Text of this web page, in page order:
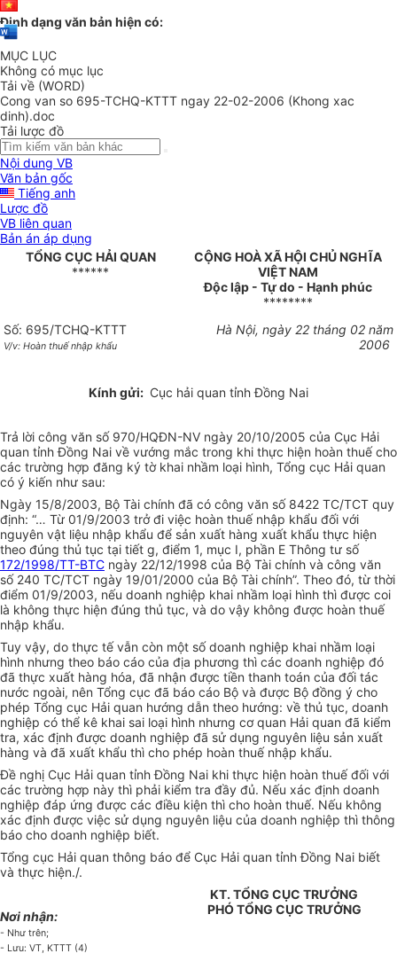
Định dạng văn bản hiện có:
MỤC LỤC
Không có mục lục
Tải về (WORD)
Cong van so 695-TCHQ-KTTT ngay 22-02-2006 (Khong xac
dinh).doc
Tải lược đồ
Nội dung VB
Văn bản gốc
Tiếng anh
Lược đồ
VB liên quan
Bản án áp dụng
TỔNG CỤC HẢI QUAN
******
CỘNG HOÀ XÃ HỘI CHỦ NGHĨA
VIỆT NAM
Độc lập - Tự do - Hạnh phúc
********
Số: 695/TCHQ-KTTT
V/v: Hoàn thuế nhập khẩu
Hà Nội, ngày 22 tháng 02 năm
2006
Kính gửi: Cục hải quan tỉnh Đồng Nai
Trả lời công văn số 970/HQĐN-NV ngày 20/10/2005 của Cục Hải
quan tỉnh Đồng Nai về vướng mắc trong khi thực hiện hoàn thuế cho
các trường hợp đăng ký tờ khai nhầm loại hình, Tổng cục Hải quan
có ý kiến như sau:
Ngày 15/8/2003, Bộ Tài chính đã có công văn số 8422 TC/TCT quy
định: “… Từ 01/9/2003 trở đi việc hoàn thuế nhập khẩu đối với
nguyên vật liệu nhập khẩu để sản xuất hàng xuất khẩu thực hiện
theo đúng thủ tục tại tiết g, điểm 1, mục I, phần E Thông tư số
172/1998/TT-BTC ngày 22/12/1998 của Bộ Tài chính và công văn
số 240 TC/TCT ngày 19/01/2000 của Bộ Tài chính”. Theo đó, từ thời
điểm 01/9/2003, nếu doanh nghiệp khai nhầm loại hình thì được coi
là không thực hiện đúng thủ tục, và do vậy không được hoàn thuế
nhập khẩu.
Tuy vậy, do thực tế vẫn còn một số doanh nghiệp khai nhầm loại
hình nhưng theo báo cáo của địa phương thì các doanh nghiệp đó
đã thực xuất hàng hóa, đã nhận được tiền thanh toán của đối tác
nước ngoài, nên Tổng cục đã báo cáo Bộ và được Bộ đồng ý cho
phép Tổng cục Hải quan hướng dẫn theo hướng: về thủ tục, doanh
nghiệp có thể kê khai sai loại hình nhưng cơ quan Hải quan đã kiểm
tra, xác định được doanh nghiệp đã sử dụng nguyên liệu sản xuất
hàng và đã xuất khẩu thì cho phép hoàn thuế nhập khẩu.
Đề nghị Cục Hải quan tỉnh Đồng Nai khi thực hiện hoàn thuế đối với
các trường hợp này thì phải kiểm tra đầy đủ. Nếu xác định doanh
nghiệp đáp ứng được các điều kiện thì cho hoàn thuế. Nếu không
xác định được việc sử dụng nguyên liệu của doanh nghiệp thì thông
báo cho doanh nghiệp biết.
Tổng cục Hải quan thông báo để Cục Hải quan tỉnh Đồng Nai biết
và thực hiện./.
Nơi nhận:
- Như trên;
- Lưu: VT, KTTT (4)
KT. TỔNG CỤC TRƯỞNG
PHÓ TỔNG CỤC TRƯỞNG